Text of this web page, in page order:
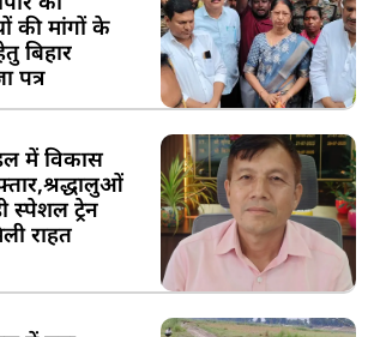
की मांगों के
बिहार
पत्र
में विकास
स्पेशल ट्रेन
राहत